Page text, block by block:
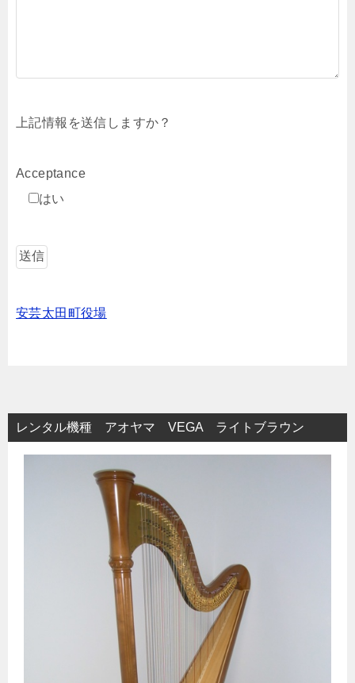
上記情報を送信しますか？
Acceptance
はい
安芸太田町役場
レンタル機種 アオヤマ VEGA ライトブラウン